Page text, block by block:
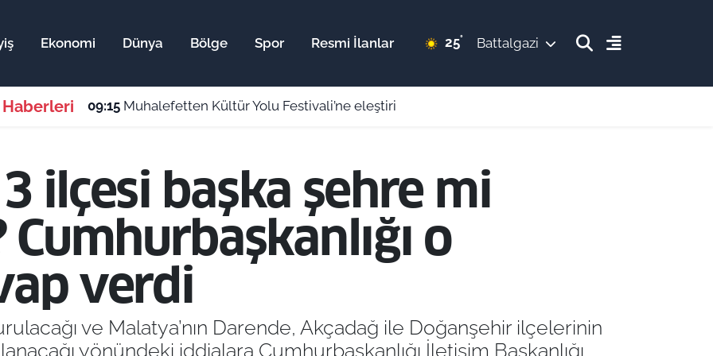
Ekonomi Dünya Bölge Spor Resmi İlanlar 25° Battalgazi
Haberleri 09:15 Muhalefetten Kültür Yolu Festivali’ne eleştiri
ilçesi başka şehre mi
o
verdi
ve Malatya’nın Darende, Akçadağ ile Doğanşehir ilçelerinin
yönündeki iddialara Cumhurbaşkanlığı İletişim Başkanlığı